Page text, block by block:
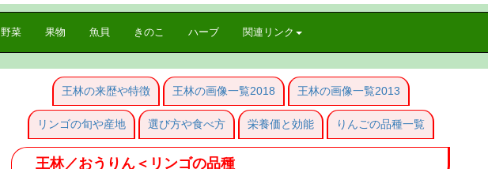
野菜(current)
果物 魚貝 きのこ ハーブ 関連リンク
王林の来歴や特徴 王林の画像一覧2018 王林の画像一覧2013
リンゴの旬や産地 選び方や食べ方 栄養価と効能 りんごの品種一覧
王林／おうりん＜リンゴの品種